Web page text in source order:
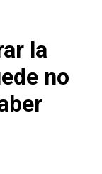
la
no